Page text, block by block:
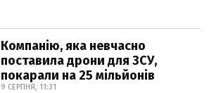
Компанію, яка невчасно
поставила дрони для ЗСУ,
покарали на 25 мільйонів
9 СЕРПНЯ, 11:31